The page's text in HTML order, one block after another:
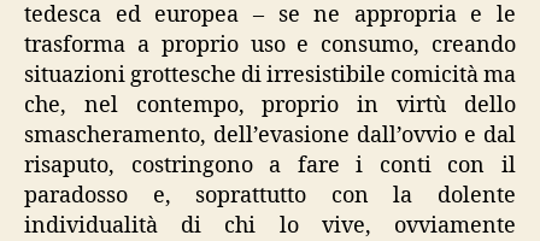
tedesca ed europea – se ne appropria e le
trasforma a proprio uso e consumo, creando
situazioni grottesche di irresistibile comicità ma
che, nel contempo, proprio in virtù dello
smascheramento, dell’evasione dall’ovvio e dal
risaputo, costringono a fare i conti con il
paradosso e, soprattutto con la dolente
individualità di chi lo vive, ovviamente